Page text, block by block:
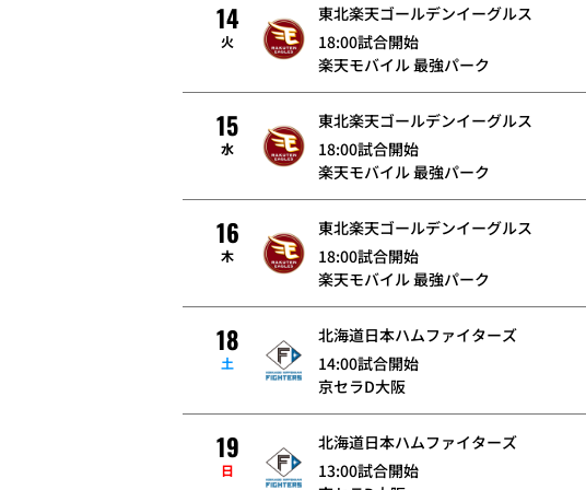
14
火
東北楽天ゴールデンイーグルス
18:00試合開始
楽天モバイル 最強パーク
15
水
東北楽天ゴールデンイーグルス
18:00試合開始
楽天モバイル 最強パーク
16
木
東北楽天ゴールデンイーグルス
18:00試合開始
楽天モバイル 最強パーク
18
土
北海道日本ハムファイターズ
14:00試合開始
京セラD大阪
19
日
北海道日本ハムファイターズ
13:00試合開始